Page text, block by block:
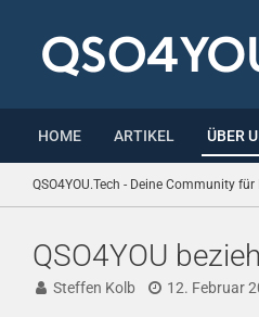
HOME ARTIKEL ÜBER
QSO4YOU.Tech - Deine Community
QSO4YOU
Steffen Kolb 12. Februar